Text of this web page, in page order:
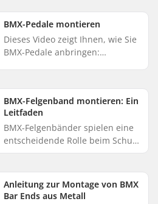
Video zeigt Ihnen, ...
BMX-Pedale montieren
Dieses Video zeigt Ihnen, wie Sie
BMX-Pedale anbringen:
rechtes Pedal ist. Die Schraube
des...
BMX-Felgenband montieren: Ein
Leitfaden
BMX-Felgenbänder spielen eine
entscheidende Rolle beim Schutz
Ihres Schlauches vor Speichen
zeigt Ihnen, wie Sie das F...
Anleitung zur Montage von BMX
Bar Ends aus Metall